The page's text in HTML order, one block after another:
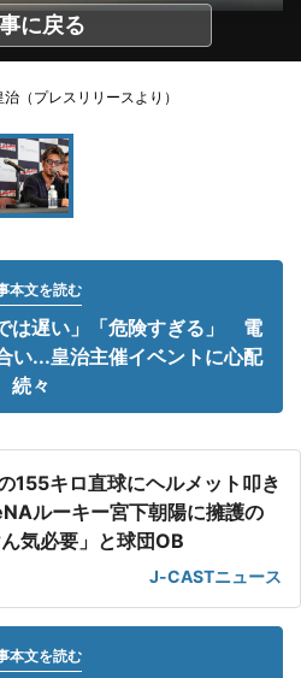
に戻る
（プレスリリースより）
本文を読む
は遅い」「危険すぎる」 電
い...皇治主催イベントに心配
続々
155キロ直球にヘルメット叩き
ルーキー宮下朝陽に擁護の
気必要」と球団OB
J-CASTニュース
本文を読む